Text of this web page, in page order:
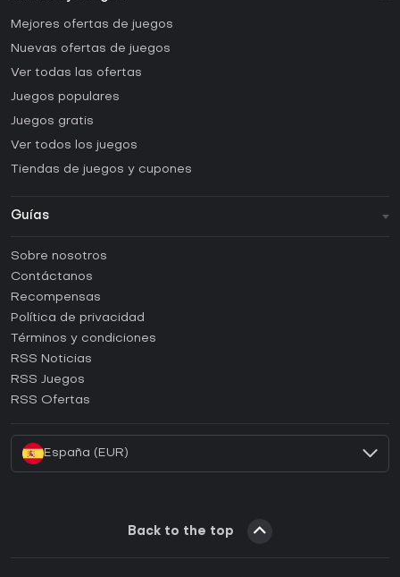
Mejores ofertas de juegos
Nuevas ofertas de juegos
Ver todas las ofertas
Juegos populares
Juegos gratis
Ver todos los juegos
Tiendas de juegos y cupones
Guías
Guías y tutoriales
¿Cómo activar una CD Key de Steam?
¿Cómo activar una CD Key de Epic Games?
¿Cómo activar una CD Key de GOG?
¿Cómo activar una CD Key de Ubisoft Connect?
Sobre nosotros
Contáctanos
Recompensas
Política de privacidad
Términos y condiciones
RSS Noticias
RSS Juegos
RSS Ofertas
España (EUR)
Back to the top